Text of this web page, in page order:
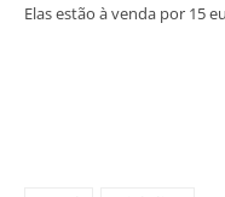
Elas estão à venda por 15